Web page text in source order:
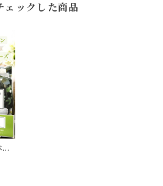
ェックした商品